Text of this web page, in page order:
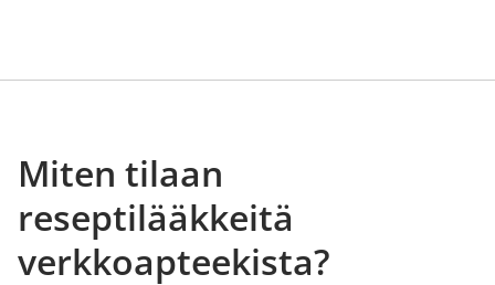
Miten tilaan
reseptilääkkeitä
verkkoapteekista?